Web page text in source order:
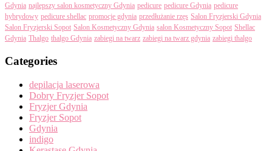
Gdynia najlepszy salon kosmetyczny Gdynia pedicure pedicure Gdynia pedicure
hybrydowy pedicure shellac promocje gdynia przedłużanie rzęs Salon Fryzjerski Gdynia
Salon Fryzjerski Sopot Salon Kosmetyczny Gdynia salon Kosmetyczny Sopot Shellac
Gdynia Thalgo thalgo Gdynia zabiegi na twarz zabiegi na twarz gdynia zabiegi thalgo
Categories
depilacja laserowa
Dobry Fryzjer Sopot
Fryzjer Gdynia
Fryzjer Sopot
Gdynia
indigo